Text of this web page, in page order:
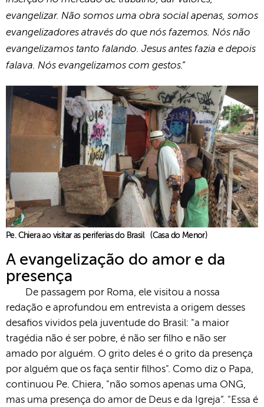
evangelizar. Não somos uma obra social apenas, somos
evangelizadores através do que nós fazemos. Nós não
evangelizamos tanto falando. Jesus antes fazia e depois
falava. Nós evangelizamos com gestos.”
Pe. Chiera ao visitar as periferias do Brasil (Casa do Menor)
A evangelização do amor e da
presença
De passagem por Roma, ele visitou a nossa
redação e aprofundou em entrevista a origem desses
desafios vividos pela juventude do Brasil: "a maior
tragédia não é ser pobre, é não ser filho e não ser
amado por alguém. O grito deles é o grito da presença
por alguém que os faça sentir filhos". Como diz o Papa,
continuou Pe. Chiera, "não somos apenas uma ONG,
mas uma presença do amor de Deus e da Igreja”. "Essa é